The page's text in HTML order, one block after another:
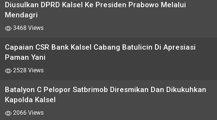
Diusulkan DPRD Kalsel Ke Presiden Prabowo Melalui
Mendagri
3468 Views
Capaian CSR Bank Kalsel Cabang Batulicin Di Apresiasi
Paman Yani
2528 Views
Batalyon C Pelopor Satbrimob Diresmikan Dan Dikukuhkan
Kapolda Kalsel
2066 Views